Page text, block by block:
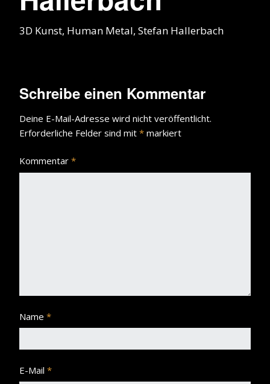
3D Kunst, Human Metal, Stefan Hallerbach
Schreibe einen Kommentar
Deine E-Mail-Adresse wird nicht veröffentlicht.
Erforderliche Felder sind mit * markiert
Kommentar *
Name *
E-Mail *